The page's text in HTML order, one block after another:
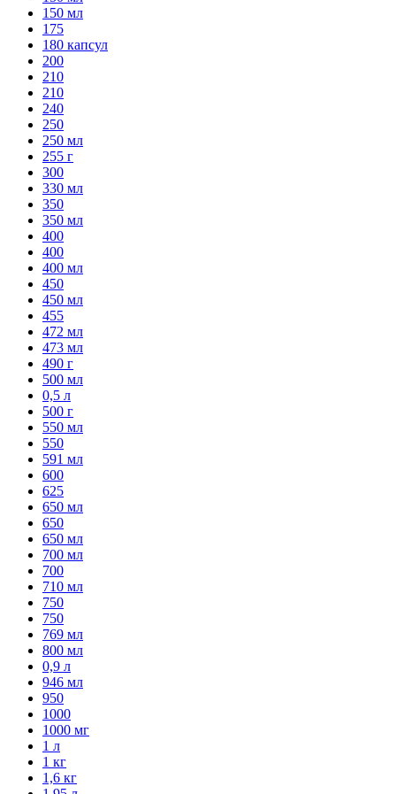
150 мл
175
180 капсул
200
210
210
240
250
250 мл
255 г
300
330 мл
350
350 мл
400
400
400 мл
450
450 мл
455
472 мл
473 мл
490 г
500 мл
0,5 л
500 г
550 мл
550
591 мл
600
625
650 мл
650
650 мл
700 мл
700
710 мл
750
750
769 мл
800 мл
0,9 л
946 мл
950
1000
1000 мг
1 л
1 кг
1,6 кг